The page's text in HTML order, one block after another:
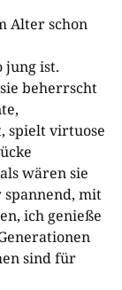
Alter schon
jung ist.
beherrscht
spielt virtuose
wären sie
spannend, mit
ich genieße
sind für